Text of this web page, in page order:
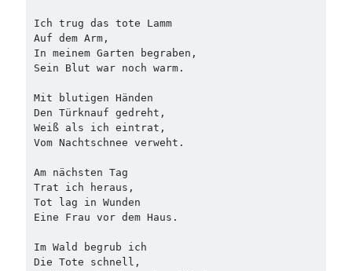
Ich trug das tote Lamm
Auf dem Arm,
In meinem Garten begraben,
Sein Blut war noch warm.
Mit blutigen Händen
Den Türknauf gedreht,
Weiß als ich eintrat,
Vom Nachtschnee verweht.
Am nächsten Tag
Trat ich heraus,
Tot lag in Wunden
Eine Frau vor dem Haus.
Im Wald begrub ich
Die Tote schnell,